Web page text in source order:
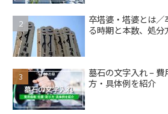
卒塔婆・塔婆とは
る時期と本数、処分
墓石の文字入れ –
方・具体例を紹介